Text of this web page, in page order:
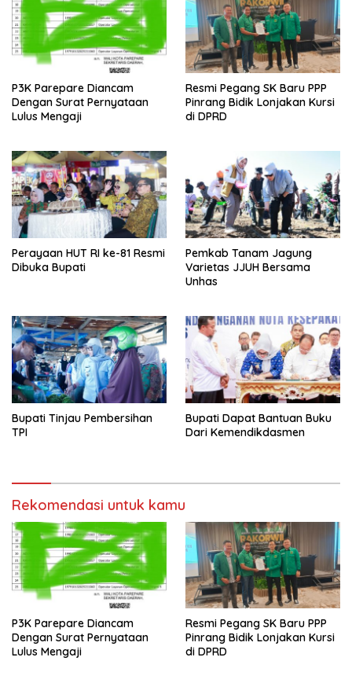
P3K Parepare Diancam
Dengan Surat Pernyataan
Lulus Mengaji
Resmi Pegang SK Baru PPP
Pinrang Bidik Lonjakan Kursi
di DPRD
Perayaan HUT RI ke-81 Resmi
Dibuka Bupati
Pemkab Tanam Jagung
Varietas JJUH Bersama
Unhas
Bupati Tinjau Pembersihan
TPI
Bupati Dapat Bantuan Buku
Dari Kemendikdasmen
Rekomendasi untuk kamu
P3K Parepare Diancam
Dengan Surat Pernyataan
Lulus Mengaji
Resmi Pegang SK Baru PPP
Pinrang Bidik Lonjakan Kursi
di DPRD